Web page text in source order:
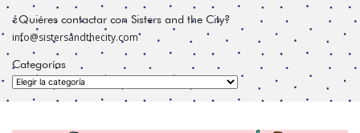
¿Quiéres contactar con Sisters and the City?
info@sistersandthecity.com
Categorías
Categorías